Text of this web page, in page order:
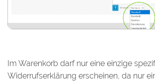
Im Warenkorb darf nur eine einzige
Widerrufserklärung erscheinen, da nur